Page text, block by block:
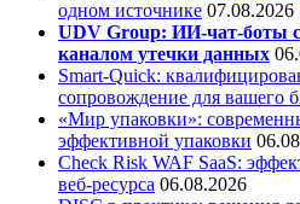
одном источнике 07.08.2026
UDV Group: ИИ-чат-боты
каналом утечки данных
Smart-Quick:
сопровождение для вашего
«Мир упаковки»:
эффективной упаковки
Check Risk WAF SaaS:
веб-ресурса 06.08.2026